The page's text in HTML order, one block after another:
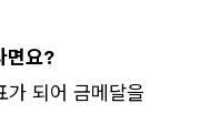
면요?
가 되어 금메달을